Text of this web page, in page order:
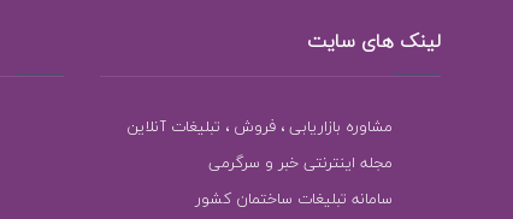
لینک های سایت
مشاوره بازاریابی ، فروش ، تبلیغات آنلاین
مجله اینترنتی خبر و سرگرمی
سامانه تبلیغات ساختمان کشور